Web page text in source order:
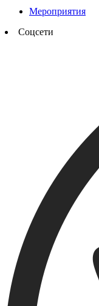
Мероприятия
Соцсети